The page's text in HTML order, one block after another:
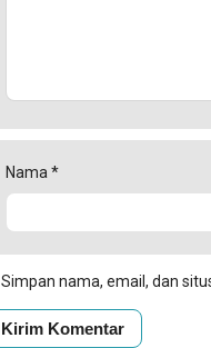
Nama*
Simpan nama, email, dan